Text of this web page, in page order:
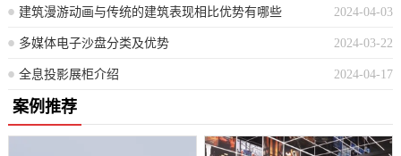
2024-04-03
建筑漫游动画与传统的建筑表现相比优势有哪些
2024-03-22
多媒体电子沙盘分类及优势
2024-04-17
全息投影展柜介绍
案例推荐